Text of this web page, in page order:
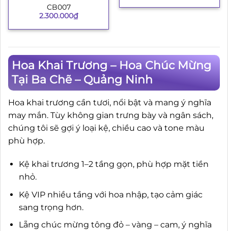
CB007
2.300.000₫
Hoa Khai Trương – Hoa Chúc Mừng
Tại Ba Chẽ – Quảng Ninh
Hoa khai trương cần tươi, nổi bật và mang ý nghĩa
may mắn. Tùy không gian trưng bày và ngân sách,
chúng tôi sẽ gợi ý loại kệ, chiều cao và tone màu
phù hợp.
Kệ khai trương 1–2 tầng gọn, phù hợp mặt tiền
nhỏ.
Kệ VIP nhiều tầng với hoa nhập, tạo cảm giác
sang trọng hơn.
Lẵng chúc mừng tông đỏ – vàng – cam, ý nghĩa